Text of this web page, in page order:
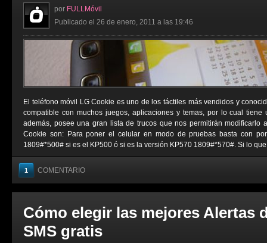
por FULLMóvil
Publicado el 26 de enero, 2011 a las 19:46
El teléfono móvil LG Cookie es uno de los táctiles más vendidos y
compatible con muchos juegos, aplicaciones y temas, por lo cual
además, posee una gran lista de trucos que nos permitirán modificarlo
Cookie son: Para poner el celular en modo de pruebas basta con
1809#*500# si es el KP500 ó si es la versión KP570 1809#*570#. Si lo que
1 COMENTARIO
Cómo elegir las mejores Alertas
SMS gratis